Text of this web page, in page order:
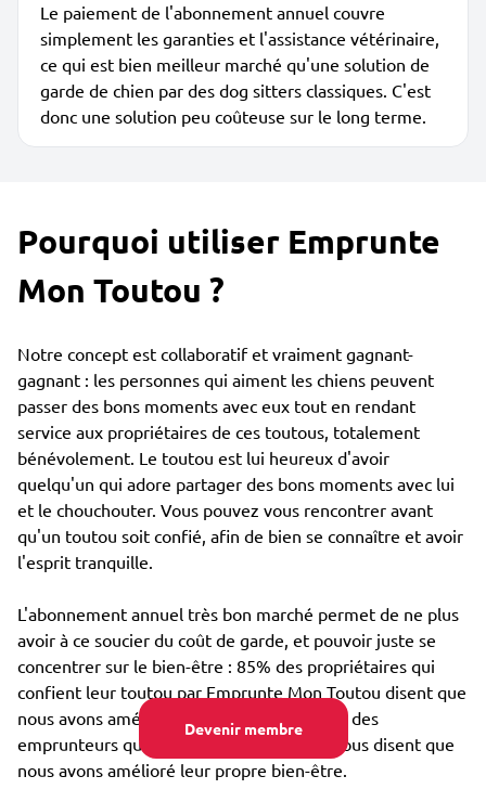
Devenir membre
Le paiement de l'abonnement annuel couvre
simplement les garanties et l'assistance vétérinaire,
ce qui est bien meilleur marché qu'une solution de
garde de chien par des dog sitters classiques. C'est
donc une solution peu coûteuse sur le long terme.
Pourquoi utiliser Emprunte
Mon Toutou ?
Notre concept est collaboratif et vraiment gagnant-
gagnant : les personnes qui aiment les chiens peuvent
passer des bons moments avec eux tout en rendant
service aux propriétaires de ces toutous, totalement
bénévolement. Le toutou est lui heureux d'avoir
quelqu'un qui adore partager des bons moments avec lui
et le chouchouter. Vous pouvez vous rencontrer avant
qu'un toutou soit confié, afin de bien se connaître et avoir
l'esprit tranquille.
L'abonnement annuel très bon marché permet de ne plus
avoir à ce soucier du coût de garde, et pouvoir juste se
concentrer sur le bien-être : 85% des propriétaires qui
confient leur toutou par Emprunte Mon Toutou disent que
nous avons amélioré son bien-être, et 98% des
emprunteurs qui s'occupent d'un toutou nous disent que
nous avons amélioré leur propre bien-être.